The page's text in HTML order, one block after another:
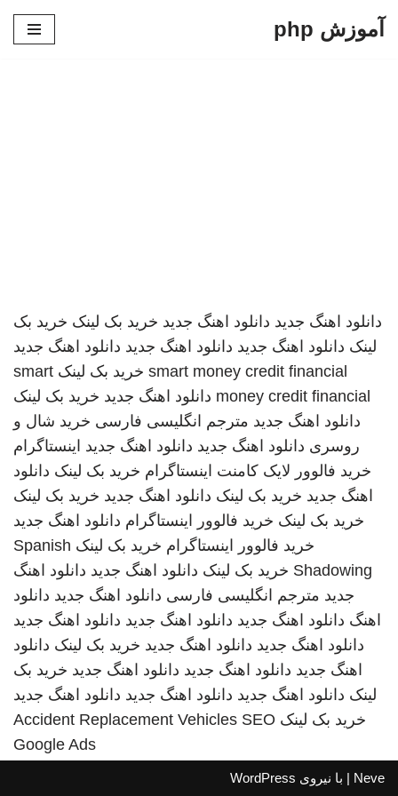
آموزش php
دانلود اهنگ جدید دانلود اهنگ جدید خرید بک لینک خرید بک
لینک دانلود اهنگ جدید دانلود اهنگ جدید دانلود اهنگ جدید
smart money credit financial خرید بک لینک smart
money credit financial دانلود اهنگ جدید خرید بک لینک
دانلود اهنگ جدید مترجم انگلیسی فارسی خرید شال و
روسری دانلود اهنگ جدید دانلود اهنگ جدید اینستاگرام
خرید فالوور لایک کامنت اینستاگرام خرید بک لینک دانلود
اهنگ جدید خرید بک لینک دانلود اهنگ جدید خرید بک لینک
خرید بک لینک خرید فالوور اینستاگرام دانلود اهنگ جدید
خرید فالوور اینستاگرام خرید بک لینک Spanish
Shadowing خرید بک لینک دانلود اهنگ جدید دانلود اهنگ
جدید مترجم انگلیسی فارسی دانلود اهنگ جدید دانلود
اهنگ دانلود اهنگ جدید دانلود اهنگ جدید دانلود اهنگ جدید
دانلود اهنگ جدید دانلود اهنگ جدید خرید بک لینک دانلود
اهنگ جدید دانلود اهنگ جدید دانلود اهنگ جدید خرید بک
لینک دانلود اهنگ جدید دانلود اهنگ جدید دانلود اهنگ جدید
خرید بک لینک
Accident Replacement Vehicles SEO
Google Ads
Neve | با نیروی WordPress